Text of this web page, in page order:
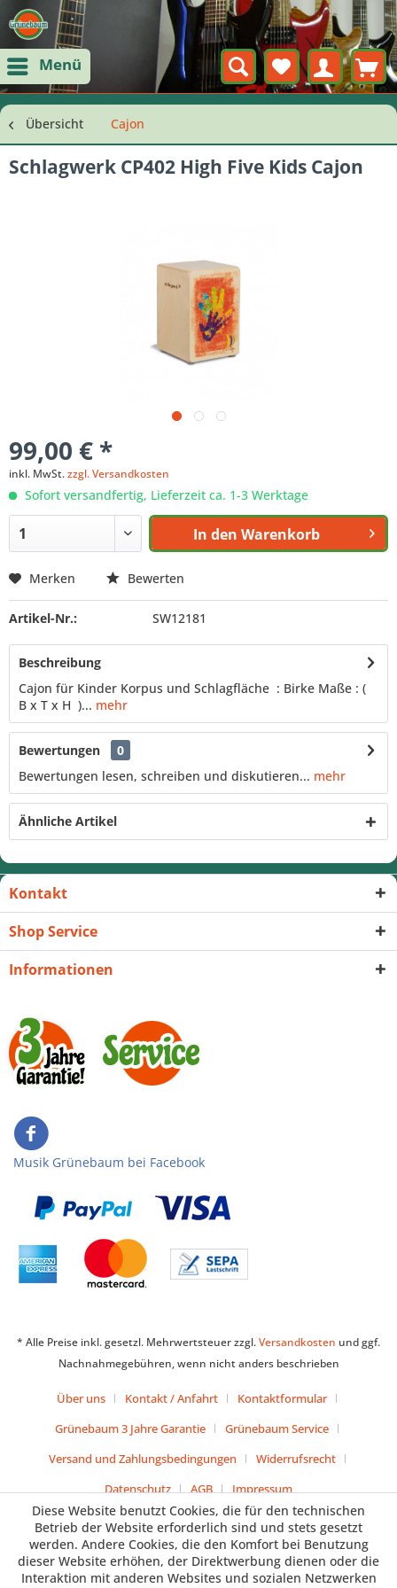
Menü
Übersicht Cajon
Schlagwerk CP402 High Five Kids Cajon
99,00 € *
inkl. MwSt.zzgl. Versandkosten
Sofort versandfertig, Lieferzeit ca. 1-3 Werktage
In den Warenkorb
Merken Bewerten
Artikel-Nr.: SW12181
Beschreibung
Cajon für Kinder Korpus und Schlagfläche : Birke Maße : (
B x T x H )... mehr
Bewertungen
0
Bewertungen lesen, schreiben und diskutieren... mehr
Ähnliche Artikel
Kontakt
Shop Service
Informationen
Musik Grünebaum bei Facebook
* Alle Preise inkl. gesetzl. Mehrwertsteuer zzgl.Versandkosten und ggf.
Nachnahmegebühren, wenn nicht anders beschrieben
Über uns Kontakt / Anfahrt
Kontaktformular
Grünebaum 3 Jahre Garantie
Grünebaum Service
Versand und Zahlungsbedingungen
Widerrufsrecht
Datenschutz
AGB Impressum
Diese Website benutzt Cookies, die für den technischen
Betrieb der Website erforderlich sind und stets gesetzt
werden. Andere Cookies, die den Komfort bei Benutzung
dieser Website erhöhen, der Direktwerbung dienen oder die
Interaktion mit anderen Websites und sozialen Netzwerken